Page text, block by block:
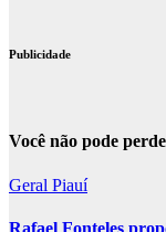
Publicidade
Você não pode
Geral Piauí
Rafael Fonteles